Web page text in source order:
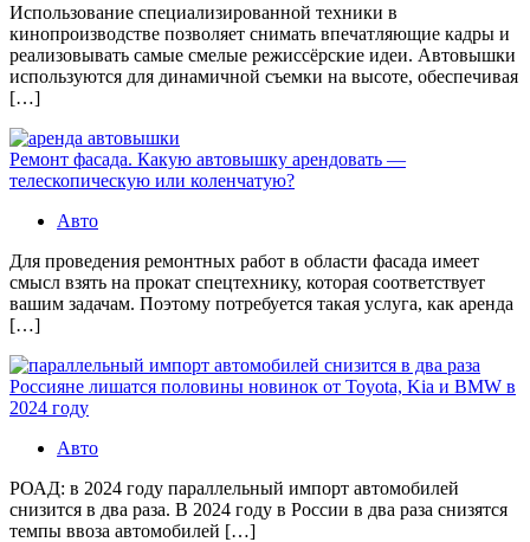
Использование специализированной техники в
кинопроизводстве позволяет снимать впечатляющие кадры и
реализовывать самые смелые режиссёрские идеи. Автовышки
используются для динамичной съемки на высоте, обеспечивая
[…]
Ремонт фасада. Какую автовышку арендовать —
телескопическую или коленчатую?
Авто
Для проведения ремонтных работ в области фасада имеет
смысл взять на прокат спецтехнику, которая соответствует
вашим задачам. Поэтому потребуется такая услуга, как аренда
[…]
Россияне лишатся половины новинок от Toyota, Kia и BMW в
2024 году
Авто
РОАД: в 2024 году параллельный импорт автомобилей
снизится в два раза. В 2024 году в России в два раза снизятся
темпы ввоза автомобилей […]